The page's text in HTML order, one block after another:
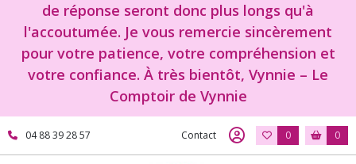
de réponse seront donc plus longs qu'à
l'accoutumée. Je vous remercie sincèrement
pour votre patience, votre compréhension et
votre confiance. À très bientôt, Vynnie – Le
Comptoir de Vynnie
04 88 39 28 57 Contact 0 0